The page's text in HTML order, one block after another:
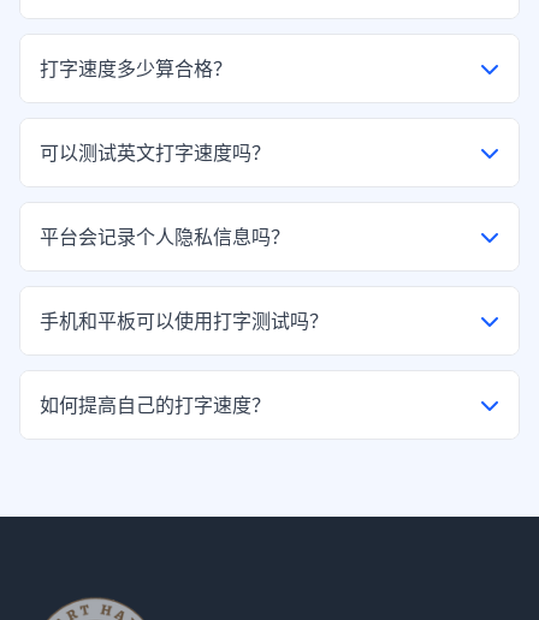
合孩子练习打字。
打字速度多少算合格？
120字/分钟以上。
可以测试英文打字速度吗？
度与准确率。
平台会记录个人隐私信息吗？
安全放心。
手机和平板可以使用打字测试吗？
测试。
如何提高自己的打字速度？